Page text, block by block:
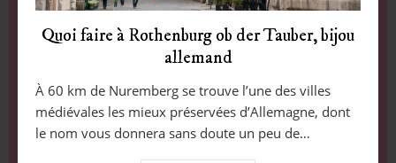
Quoi faire à Rothenburg ob der Tauber, bijou
allemand
À 60 km de Nuremberg se trouve l’une des villes
médiévales les mieux préservées d’Allemagne, dont
le nom vous donnera sans doute un peu de…